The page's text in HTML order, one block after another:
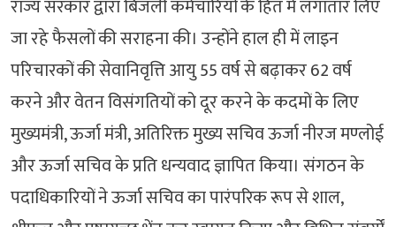
राज्य सरकार द्वारा बिजली कर्मचारियों के हित में लगातार लिए
जा रहे फैसलों की सराहना की। उन्होंने हाल ही में लाइन
परिचारकों की सेवानिवृत्ति आयु 55 वर्ष से बढ़ाकर 62 वर्ष
करने और वेतन विसंगतियों को दूर करने के कदमों के लिए
मुख्यमंत्री, ऊर्जा मंत्री, अतिरिक्त मुख्य सचिव ऊर्जा नीरज मण्लोई
और ऊर्जा सचिव के प्रति धन्यवाद ज्ञापित किया। संगठन के
पदाधिकारियों ने ऊर्जा सचिव का पारंपरिक रूप से शाल,